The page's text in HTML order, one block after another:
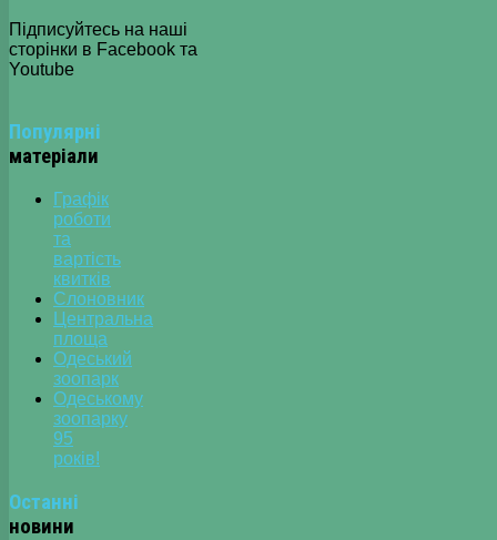
Підписуйтесь на наші
сторінки в Facebook та
Youtube
Популярні
матеріали
Графік
роботи
та
вартість
квитків
Слоновник
Центральна
площа
Одеський
зоопарк
Одеському
зоопарку
95
років!
Останні
новини